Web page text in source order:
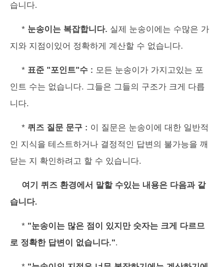
습니다.
* 눈송이는 복잡합니다. 실제 눈송이에는 수많은 가
지와 지점이있어 정확하게 계산할 수 없습니다.
* 표준 "포인트"수 : 모든 눈송이가 가지고있는 포
인트 수는 없습니다. 그들은 그들의 구조가 크게 다릅
니다.
* 퀴즈 질문 문구 : 이 질문은 눈송이에 대한 일반적
인 지식을 테스트하거나 결정적인 답변의 불가능을 깨
닫는 지 확인하려고 할 수 있습니다.
여기 퀴즈 환경에서 말할 수있는 내용은 다음과 같
습니다.
* "눈송이는 많은 점이 있지만 숫자는 크게 다르므
로 정확한 답변이 없습니다.".